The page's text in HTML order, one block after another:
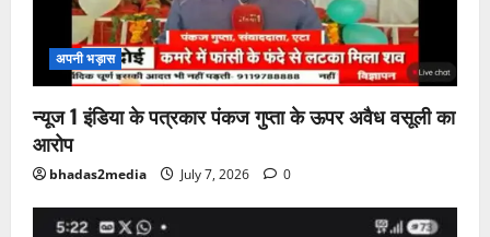
अपनी भड़ास
न्यूज 1 इंडिया के पत्रकार पंकज गुप्ता के ऊपर अवैध वसूली का
आरोप
bhadas2media July 7, 2026 0